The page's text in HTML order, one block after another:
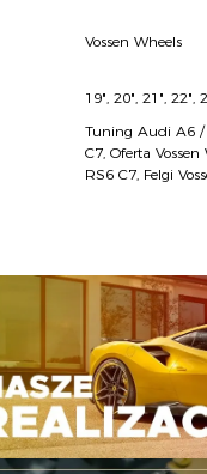
Vossen Wheels
19", 20", 21", 22",
Tuning Audi A6 /
C7, Oferta
RS6 C7, Felgi